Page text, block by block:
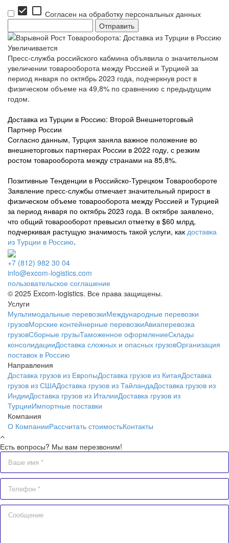
check_box check_box_outline_blank Согласен на обработку персональных данных
Пресс-служба российского кабмина объявила о значительном
увеличении товарооборота между Россией и Турцией за
период января по октябрь 2023 года, подчеркнув рост в
физическом объеме на 49,8% по сравнению с предыдущим
годом.
Доставка из Турции в Россию: Второй Внешнеторговый
Партнер России
Согласно данным, Турция заняла важное положение во
внешнеторговых партнерах России в 2022 году, с резким
ростом товарооборота между странами на 85,8%.
Позитивные Тенденции в Российско-Турецком Товарообороте
Заявление пресс-службы отмечает значительный прирост в
физическом объеме товарооборота между Россией и Турцией
за период января по октябрь 2023 года. В октябре заявлено,
что общий товарооборот превысил отметку в $60 млрд,
подчеркивая растущую значимость такой услуги, как доставка
из Турции в Россию.
+7 (812) 982 30 04
info@excom-logistics.com
пользовательское соглашение
© 2025 Excom-logistics. Все права защищены.
Услуги
Мультимодальные перевозкиМеждународные перевозки
грузовМорские контейнерные перевозкиАвиаперевозка
грузовСборные грузыТаможенное оформлениеСклады
консолидацииДоставка сложных и опасных грузовОрганизация
поставок в Россию
Направления
Доставка грузов из ЕвропыДоставка грузов из КитаяДоставка
грузов из СШАДоставка грузов из ТайландаДоставка грузов из
ИндииДоставка грузов из ИталииДоставка грузов из
ТурцииИмпортные поставки
Компания
О КомпанииРассчитать стоимостьКонтакты
Есть вопросы? Мы вам перезвоним!